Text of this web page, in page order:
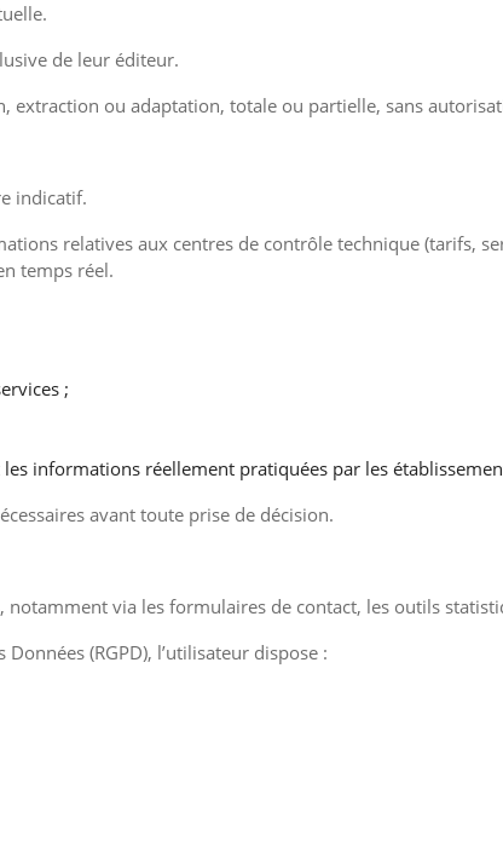
de leur éditeur.
ou adaptation, totale ou partielle, sans
indicatif.
relatives aux centres de contrôle technique (tarifs,
temps réel.
;
informations réellement pratiquées par les
avant toute prise de décision.
via les formulaires de contact, les outils
(RGPD), l’utilisateur dispose :